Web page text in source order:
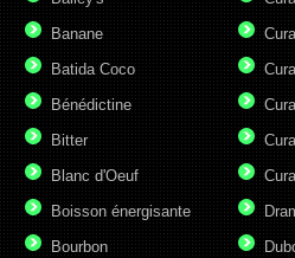
Banane
Batida Coco
Bénédictine
Bitter
Blanc d'Oeuf
Boisson énergisante
Bourbon